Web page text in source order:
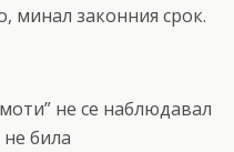
минал законния срок.
не се наблюдавал
била